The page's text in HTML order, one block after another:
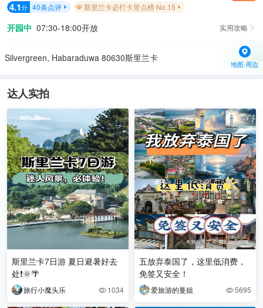
4.1分 40条点评  斯里兰卡必打卡景点榜 No.15 
开园中 07:30-18:00开放 实用攻略 
Silvergreen, Habaraduwa 80630斯里兰卡
地图·周边
达人实拍
斯里兰卡7日游 夏日避暑好去
处❗🌞🌴
旅行小魔头乐  1034
五放弃泰国了，这里低消费，
免签又安全！
爱旅游的曼姐 5695